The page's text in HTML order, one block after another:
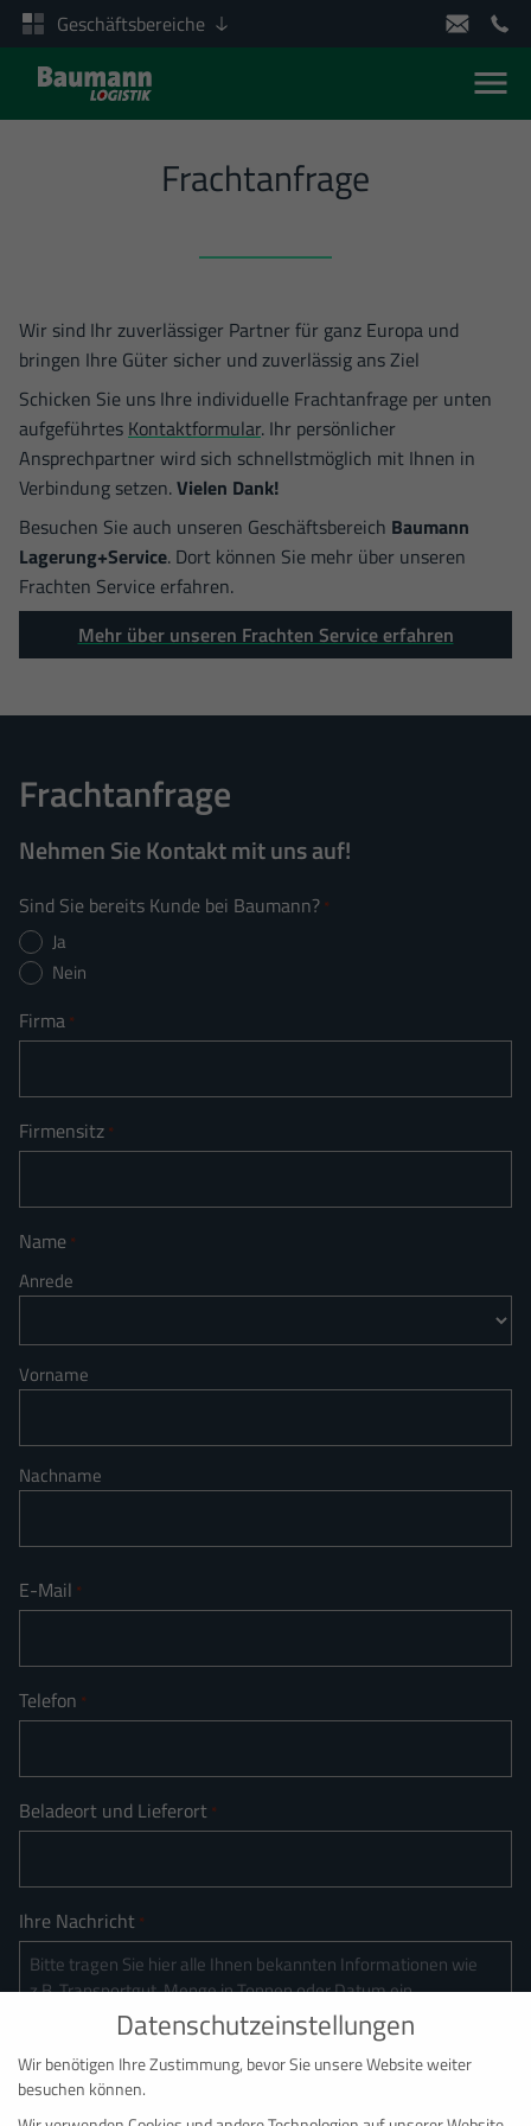
Zum Inhalt springen
Geschäftsbereiche
Frachtanfrage
Wir sind Ihr zuverlässiger Partner für ganz Europa und
bringen Ihre Güter sicher und zuverlässig ans Ziel
Schicken Sie uns Ihre individuelle Frachtanfrage per unten
aufgeführtes Kontaktformular. Ihr persönlicher
Ansprechpartner wird sich schnellstmöglich mit Ihnen in
Verbindung setzen.Vielen Dank!
Besuchen Sie auch unseren Geschäftsbereich Baumann
Lagerung+Service. Dort können Sie mehr über unseren
Frachten Service erfahren.
Mehr über unseren Frachten Service erfahren
Frachtanfrage
Nehmen Sie Kontakt mit uns auf!
Sind Sie bereits Kunde bei Baumann? *
Ja
Nein
Firma *
Firmensitz *
Name *
Anrede
Vorname
Nachname
E-Mail *
Telefon *
Beladeort und Lieferort *
Ihre Nachricht *
Datenschutzeinstellungen
Wir benötigen Ihre Zustimmung, bevor Sie unsere Website weiter
besuchen können.